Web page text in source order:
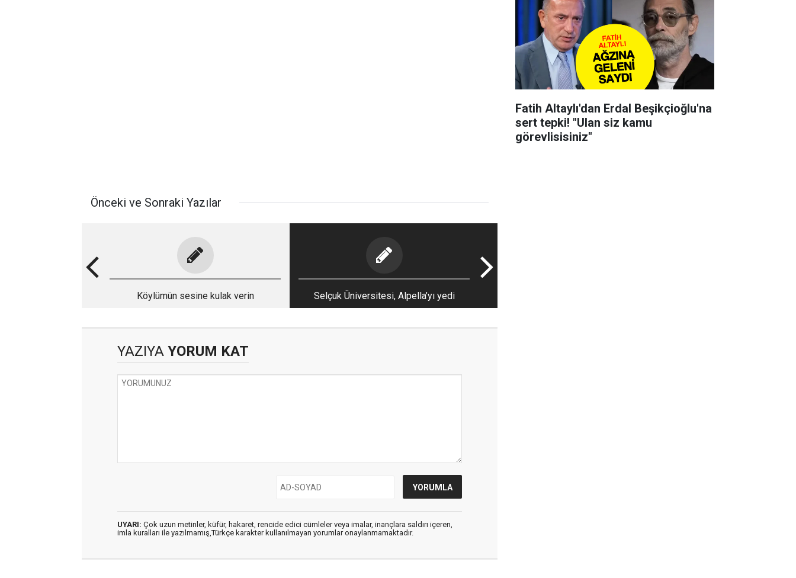
Önceki ve Sonraki Yazılar
Köylümün sesine kulak verin Selçuk Üniversitesi, Alpella’yı yedi
YAZIYA YORUM KAT
UYARI: Çok uzun metinler, küfür, hakaret, rencide edici cümleler veya imalar, inançlara saldırı içeren,
imla kuralları ile yazılmamış,Türkçe karakter kullanılmayan yorumlar onaylanmamaktadır.
Fatih Altaylı'dan Erdal Beşikçioğlu'na
sert tepki! "Ulan siz kamu
görevlisisiniz"